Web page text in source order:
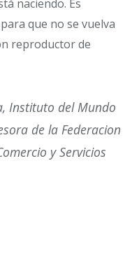
naciendo. Es
que no se vuelva
reproductor de
Instituto del Mundo
de la Federacion
y Servicios